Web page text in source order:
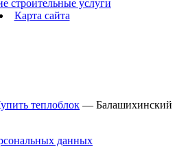
строительные услуги
Карта сайта
теплоблок — Балашихинский
данных